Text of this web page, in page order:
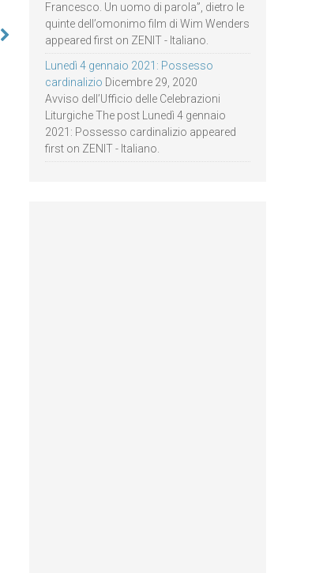
Francesco. Un uomo di parola”, dietro le
quinte dell’omonimo film di Wim Wenders
appeared first on ZENIT - Italiano.
Lunedì 4 gennaio 2021: Possesso
cardinalizio Dicembre 29, 2020
Avviso dell’Ufficio delle Celebrazioni
Liturgiche The post Lunedì 4 gennaio
2021: Possesso cardinalizio appeared
first on ZENIT - Italiano.